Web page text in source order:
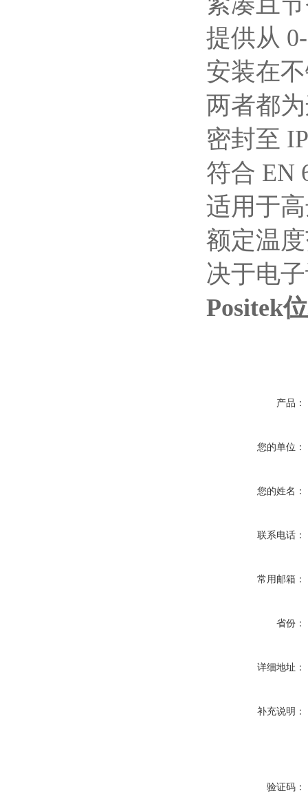
提供从
安装在
两者都
密封至
符合 EN
适用于
额定温度
决于电
Positek
产品：
您的单位：
您的姓名：
联系电话：
常用邮箱：
省份：
详细地址：
补充说明：
验证码：